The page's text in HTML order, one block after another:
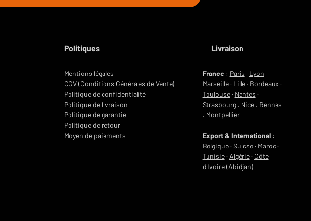
Politiques
Mentions légales
CGV (Conditions Générales de Vente)
Politique de confidentialité
Politique de livraison
Politique de garantie
Politique de retour
Moyen de paiements
Livraison
France: Paris · Lyon ·
Marseille· Lille· Bordeaux ·
Toulouse· Nantes ·
Strasbourg. Nice. Rennes
. Montpellier
Export & International :
Belgique· Suisse· Maroc·
Tunisie· Algérie· Côte
d'Ivoire (Abidjan)